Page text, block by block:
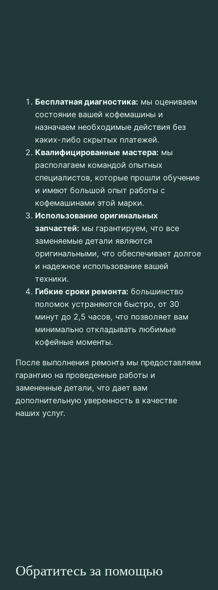
Бесплатная диагностика: мы оцениваем
состояние вашей кофемашины и
назначаем необходимые действия без
каких-либо скрытых платежей.
Квалифицированные мастера: мы
располагаем командой опытных
специалистов, которые прошли обучение
и имеют большой опыт работы с
кофемашинами этой марки.
Использование оригинальных
запчастей: мы гарантируем, что все
заменяемые детали являются
оригинальными, что обеспечивает долгое
и надежное использование вашей
техники.
Гибкие сроки ремонта: большинство
поломок устраняются быстро, от 30
минут до 2,5 часов, что позволяет вам
минимально откладывать любимые
кофейные моменты.
После выполнения ремонта мы предоставляем
гарантию на проведенные работы и
замененные детали, что дает вам
дополнительную уверенность в качестве
наших услуг.
Обратитесь за помощью